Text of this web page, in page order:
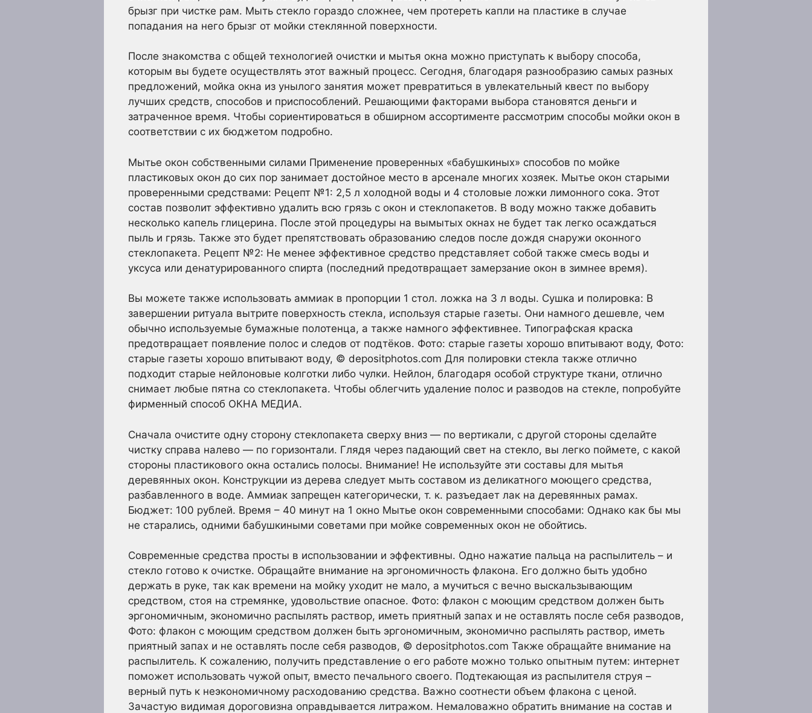
брызг при чистке рам. Мыть стекло гораздо сложнее, чем протереть капли на пластике в случае
попадания на него брызг от мойки стеклянной поверхности.
После знакомства с общей технологией очистки и мытья окна можно приступать к выбору способа,
которым вы будете осуществлять этот важный процесс. Сегодня, благодаря разнообразию самых разных
предложений, мойка окна из унылого занятия может превратиться в увлекательный квест по выбору
лучших средств, способов и приспособлений. Решающими факторами выбора становятся деньги и
затраченное время. Чтобы сориентироваться в обширном ассортименте рассмотрим способы мойки окон в
соответствии с их бюджетом подробно.
Мытье окон собственными силами Применение проверенных «бабушкиных» способов по мойке
пластиковых окон до сих пор занимает достойное место в арсенале многих хозяек. Мытье окон старыми
проверенными средствами: Рецепт №1: 2,5 л холодной воды и 4 столовые ложки лимонного сока. Этот
состав позволит эффективно удалить всю грязь с окон и стеклопакетов. В воду можно также добавить
несколько капель глицерина. После этой процедуры на вымытых окнах не будет так легко осаждаться
пыль и грязь. Также это будет препятствовать образованию следов после дождя снаружи оконного
стеклопакета. Рецепт №2: Не менее эффективное средство представляет собой также смесь воды и
уксуса или денатурированного спирта (последний предотвращает замерзание окон в зимнее время).
Вы можете также использовать аммиак в пропорции 1 стол. ложка на 3 л воды. Сушка и полировка: В
завершении ритуала вытрите поверхность стекла, используя старые газеты. Они намного дешевле, чем
обычно используемые бумажные полотенца, а также намного эффективнее. Типографская краска
предотвращает появление полос и следов от подтёков. Фото: старые газеты хорошо впитывают воду, Фото:
старые газеты хорошо впитывают воду, © depositphotos.com Для полировки стекла также отлично
подходит старые нейлоновые колготки либо чулки. Нейлон, благодаря особой структуре ткани, отлично
снимает любые пятна со стеклопакета. Чтобы облегчить удаление полос и разводов на стекле, попробуйте
фирменный способ ОКНА МЕДИА.
Сначала очистите одну сторону стеклопакета сверху вниз — по вертикали, с другой стороны сделайте
чистку справа налево — по горизонтали. Глядя через падающий свет на стекло, вы легко поймете, с какой
стороны пластикового окна остались полосы. Внимание! Не используйте эти составы для мытья
деревянных окон. Конструкции из дерева следует мыть составом из деликатного моющего средства,
разбавленного в воде. Аммиак запрещен категорически, т. к. разъедает лак на деревянных рамах.
Бюджет: 100 рублей. Время – 40 минут на 1 окно Мытье окон современными способами: Однако как бы мы
не старались, одними бабушкиными советами при мойке современных окон не обойтись.
Современные средства просты в использовании и эффективны. Одно нажатие пальца на распылитель – и
стекло готово к очистке. Обращайте внимание на эргономичность флакона. Его должно быть удобно
держать в руке, так как времени на мойку уходит не мало, а мучиться с вечно выскальзывающим
средством, стоя на стремянке, удовольствие опасное. Фото: флакон с моющим средством должен быть
эргономичным, экономично распылять раствор, иметь приятный запах и не оставлять после себя разводов,
Фото: флакон с моющим средством должен быть эргономичным, экономично распылять раствор, иметь
приятный запах и не оставлять после себя разводов, © depositphotos.com Также обращайте внимание на
распылитель. К сожалению, получить представление о его работе можно только опытным путем: интернет
поможет использовать чужой опыт, вместо печального своего. Подтекающая из распылителя струя –
верный путь к неэкономичному расходованию средства. Важно соотнести объем флакона с ценой.
Зачастую видимая дороговизна оправдывается литражом. Немаловажно обратить внимание на состав и